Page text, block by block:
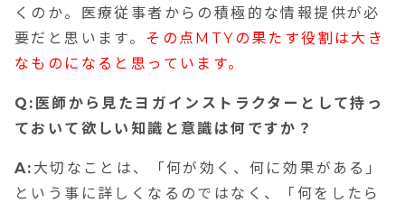
くのか。医療従事者からの積極的な情報提供が必
要だと思います。 その点MTYの果たす役割は大き
なものになると思っています。
Q:医師から見たヨガインストラクターとして持っ
ておいて欲しい知識と意識は何ですか？
A: 大切なことは、「何が効く、何に効果がある」
という事に詳しくなるのではなく、「何をしたら